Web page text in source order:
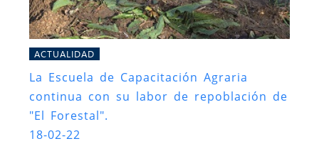
ACTUALIDAD
La Escuela de Capacitación Agraria
continua con su labor de repoblación de
"El Forestal".
18-02-22